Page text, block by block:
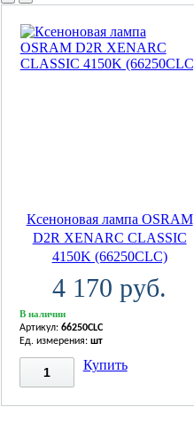
Ксеноновая лампа OSRAM
D2R XENARC CLASSIC
4150K (66250CLC)
4 170 руб.
В наличии
Артикул: 66250CLC
Ед. измерения: шт
Купить